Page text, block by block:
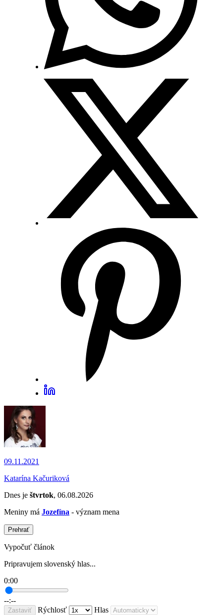
09.11.2021
Katarína Kačuriková
Dnes je štvrtok, 06.08.2026
Meniny má Jozefína - význam mena
Prehrať
Vypočuť článok
Pripravujem slovenský hlas...
0:00
--:--
Zastaviť Rýchlosť Hlas